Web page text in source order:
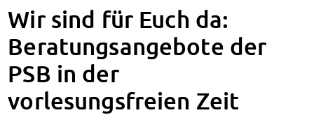
Dokumente
BAföG-Sprechstunden
Kredite & Stipendien
AnsprechpartnerInnen
Mensen & Cafeterien
Heute in unseren Mensen
JoGo – Studibar + Eventspace
Wir sind für Euch da:
Beratungsangebote der
PSB in der
vorlesungsfreien Zeit